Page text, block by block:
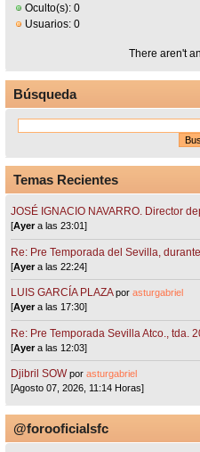
Oculto(s): 0
Usuarios: 0
There aren't
Búsqueda
Temas Recientes
JOSÉ IGNACIO NAVARRO. Director
[Ayera las 23:01]
Re: Pre Temporada del Sevilla,
[Ayera las 22:24]
LUIS GARCÍA PLAZA porasturgabriel
[Ayera las 17:30]
Re: Pre Temporada Sevilla Atco., tda.
[Ayera las 12:03]
Djibril SOW porasturgabriel
[Agosto 07, 2026, 11:14 Horas]
@forooficialsfc